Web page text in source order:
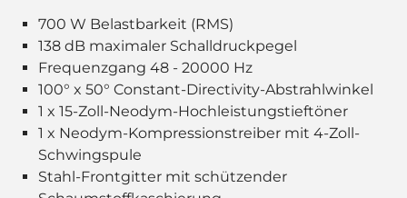
700 W Belastbarkeit (RMS)
138 dB maximaler Schalldruckpegel
Frequenzgang 48 - 20000 Hz
100° x 50° Constant-Directivity-Abstrahlwinkel
1 x 15-Zoll-Neodym-Hochleistungstieftöner
1 x Neodym-Kompressionstreiber mit 4-Zoll-
Schwingspule
Stahl-Frontgitter mit schützender